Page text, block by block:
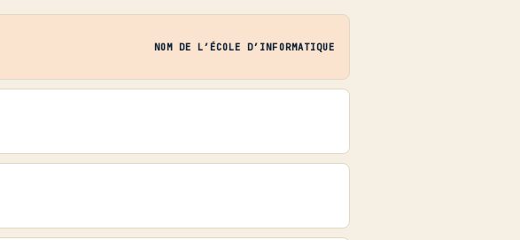
NOM DE L’ÉCOLE D’INFORMATIQUE